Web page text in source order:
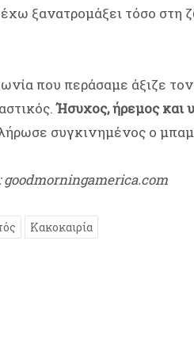
ξανατρομάξει τόσο στη
που περάσαμε άξιζε
Ήσυχος, ήρεμος και
συγκινημένος ο
goodmorningamerica.com
Κακοκαιρία